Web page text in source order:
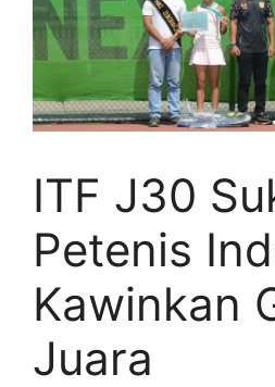
ITF J30
Petenis
Kawinkan
Juara